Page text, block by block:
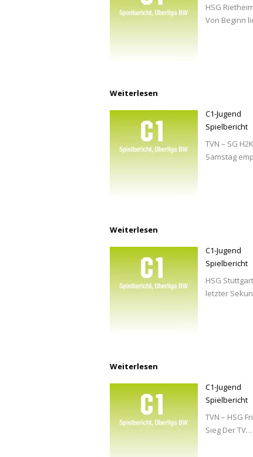
HSG
Von Beginn
Weiterlesen
C1-Jugend
Spielbericht
TVN – SG
Samstag
Weiterlesen
C1-Jugend
Spielbericht
HSG
letzter
Weiterlesen
C1-Jugend
Spielbericht
TVN – HSG
Sieg Der TV…